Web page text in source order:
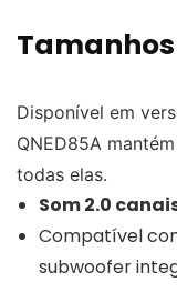
Disponível em
QNED85A
todas elas.
Som 2.0
Compatível
subwoofer